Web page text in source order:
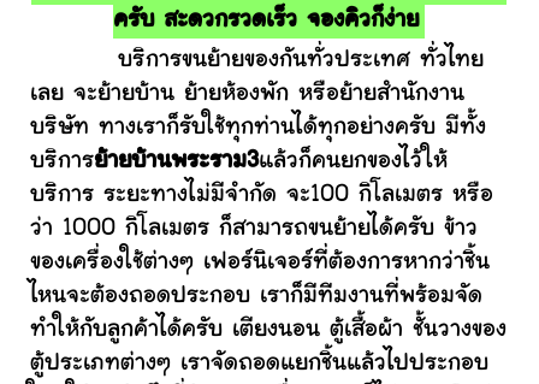
ครับ สะดวกรวดเร็ว จองคิวก็ง่าย
บริการขนย้ายของกันทั่วประเทศ ทั่วไทย
เลย จะย้ายบ้าน ย้ายห้องพัก หรือย้ายสำนักงาน
บริษัท ทางเราก็รับใช้ทุกท่านได้ทุกอย่างครับ มีทั้ง
บริการย้ายบ้านพระราม3แล้วก็คนยกของไว้ให้
บริการ ระยะทางไม่มีจำกัด จะ100 กิโลเมตร หรือ
ว่า 1000 กิโลเมตร ก็สามารถขนย้ายได้ครับ ข้าว
ของเครื่องใช้ต่างๆ เฟอร์นิเจอร์ที่ต้องการหากว่าชิ้น
ไหนจะต้องถอดประกอบ เราก็มีทีมงานที่พร้อมจัด
ทำให้กับลูกค้าได้ครับ เตียงนอน ตู้เสื้อผ้า ชั้นวางของ
ตู้ประเภทต่างๆ เราจัดถอดแยกชิ้นแล้วไปประกอบ